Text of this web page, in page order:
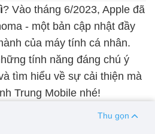
Màn hình Google Pixel
Pin Samsumg Pin Oppo Pin Xiaomi
? Vào tháng 6/2023, Apple đã
- một bản cập nhật đầy
của máy tính cá nhân.
tính năng đáng chú ý
tìm hiểu về sự cải thiện mà
Trung Mobile nhé!
Thu gọn